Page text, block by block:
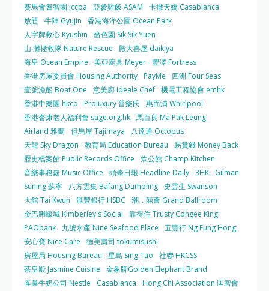
賽馬會耆智園 jccpa
亞參雞飯 ASAM
卡撒天嬌 Casablanca
放題
牛陣 Gyujin
香港海洋公園 Ocean Park
人字牌救心 Kyushin
嗇色園 Sik Sik Yuen
山‧灘拯救隊 Nature Rescue
殿大喜屋 daikiya
海皇 Ocean Empire
美亞廚具 Meyer 豐澤 Fortress
香港房屋委員會 Housing Authority PayMe
四洲 Four Seas
壹號漁船 Boat One
意美廚 Ideale Chef 機電工程協會 emhk
香港中樂團 hkco
Proluxury 普樂氏
惠而浦 Whirlpool
香港耆康老人福利會 sage.org.hk 馬百良 Ma Pak Leung
Airland 雅蘭 但馬屋 Tajimaya
八達通 Octopus
天龍 Sky Dragon
教育局 Education Bureau
易賞錢 Money Back
歷史檔案館 Public Records Office
炊公館 Champ Kitchen
音樂事務處 Music Office
頭條日報 Headline Daily 3HK
Gilman
Suning 蘇寧 八方雲集 Bafang Dumpling 史雲生 Swanson
大館 Tai Kwun
滙豐銀行 HSBC
潮．囍薈 Grand Ballroom
金巴脷蠔城 Kimberley's Social
靠得住 Trusty Congee King
PAObank 九號水產 Nine Seafood Place
五豐行 Ng Fung Hong
安心寶 Nice Care
德美壽司 tokumisushi
房屋局 Housing Bureau
星島 Sing Tao
社聯 HKCSS
茶皇殿 Jasmine Cuisine
金象牌Golden Elephant Brand
雀巢牛奶公司 Nestle
Casablanca
Hong Chi Association 匡智會